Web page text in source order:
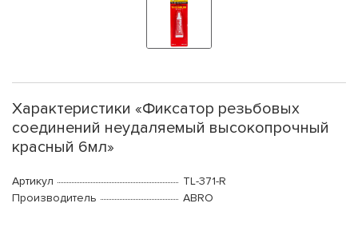
Характеристики «Фиксатор резьбовых
соединений неудаляемый высокопрочный
красный 6мл»
Артикул
TL-371-R
Производитель
ABRO